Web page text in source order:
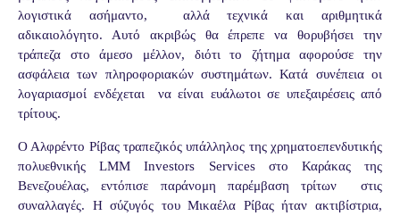
λογιστικά ασήμαντο,
αλλά τεχνικά και αριθμητικά
αδικαιολόγητο. Αυτό ακριβώς θα έπρεπε να θορυβήσει την
τράπεζα στο άμεσο μέλλον, διότι το ζήτημα αφορούσε την
ασφάλεια των πληροφοριακών συστημάτων. Κατά συνέπεια οι
λογαριασμοί ενδέχεται
να είναι ευάλωτοι σε υπεξαιρέσεις από
τρίτους.
Ο Αλφρέντο Ρίβας τραπεζικός υπάλληλος της χρηματοεπενδυτικής
πολυεθνικήςLMM Investors Services
στο Καράκας της
Βενεζουέλας, εντόπισε παράνομη παρέμβαση τρίτων
στις
συναλλαγές. Η σύζυγός του Μικαέλα Ρίβας ήταν ακτιβίστρια,